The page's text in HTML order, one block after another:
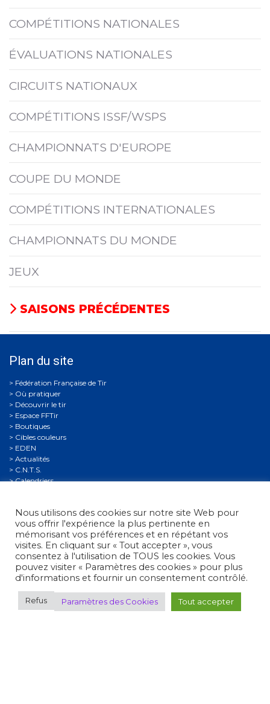
COMPÉTITIONS NATIONALES
ÉVALUATIONS NATIONALES
CIRCUITS NATIONAUX
COMPÉTITIONS ISSF/WSPS
CHAMPIONNATS D'EUROPE
COUPE DU MONDE
COMPÉTITIONS INTERNATIONALES
CHAMPIONNATS DU MONDE
JEUX
SAISONS PRÉCÉDENTES
Plan du site
Où pratiquer
Découvrir le tir
Espace FFTir
Boutiques
Cibles couleurs
EDEN
Actualités
C.N.T.S.
Calendriers
Se former
Archives
Espace presse
Nous contacter
Informations légales
Politique de confidentialité
Politique de confidentialité des mineurs
Conditions générales d’utilisation
Nous utilisons des cookies sur notre site Web pour
vous offrir l'expérience la plus pertinente en
mémorisant vos préférences et en répétant vos
visites. En cliquant sur « Tout accepter », vous
consentez à l'utilisation de TOUS les cookies. Vous
pouvez visiter « Paramètres des cookies » pour plus
d'informations et fournir un consentement contrôlé.
Refus Paramètres des Cookies Tout accepter